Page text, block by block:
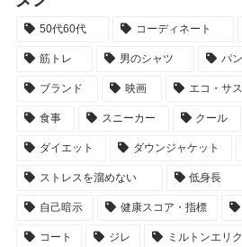
50代60代 コーディネート
筋トレ 男のシャツ パ
ブランド 映画 エコ・サ
食事 スニーカー クール
ダイエット ダウンジャケット
ストレスを溜めない 低身長
自己暗示 健康スコア・指標
コート ジレ ミルトンエリ